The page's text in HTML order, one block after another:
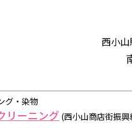
西小
グ・染物
リーニング (西小山商店街振興